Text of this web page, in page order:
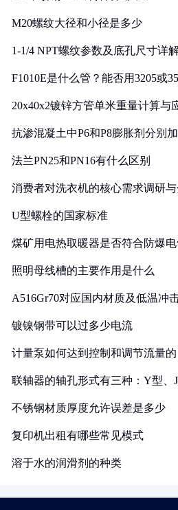
M20螺纹大径和小径是多少
1-1/4 NPT螺纹参数及底孔尺寸详
F1010E是什么管？能否用3205或
20x40x2镀锌方管单米重量计算与
抗渗混凝土中P6和P8膨胀剂分别
法兰PN25和PN16有什么区别
消费者对洗衣机的核心需求调研
U型螺栓的国家标准
煤矿用电热取暖器是否符合防爆
照明母线槽的主要作用是什么
A516Gr70对应国内材质及低温冲
镀镍钢带可以过多少电流
计量泵如何达到控制和调节流量
联轴器的轴孔形式有三种：Y型、
不锈钢材质厚度允许误差是多少
复印机出租有哪些常见模式
溶于水的润滑剂的种类